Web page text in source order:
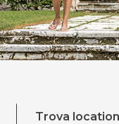
Trova location